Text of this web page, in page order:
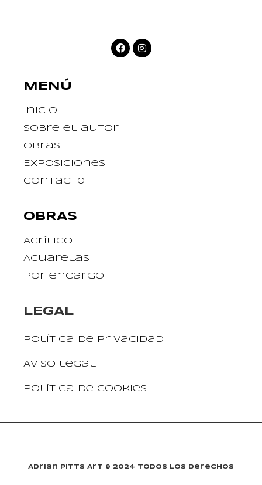
MENÚ
Inicio
Sobre el autor
Obras
Exposiciones
Contact0
OBRAS
Acrílico
Acuarelas
Por encargo
LEGAL
Política de privacidad
Aviso legal
Política de cookies
Adrian Pitts Art © 2024 Todos Los Derechos